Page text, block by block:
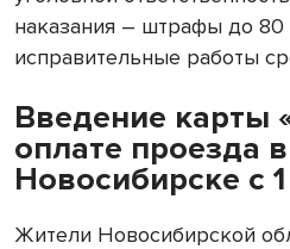
наказания – штрафы до 80
исправительные работы
Введение карты
оплате проезда в
Новосибирске с
Жители Новосибирской